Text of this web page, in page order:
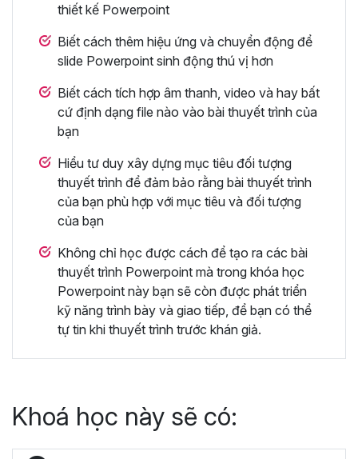
thiết kế Powerpoint
Biết cách thêm hiệu ứng và chuyển động để
slide Powerpoint sinh động thú vị hơn
Biết cách tích hợp âm thanh, video và hay bất
cứ định dạng file nào vào bài thuyết trình của
bạn
Hiểu tư duy xây dựng mục tiêu đối tượng
thuyết trình để đảm bảo rằng bài thuyết trình
của bạn phù hợp với mục tiêu và đối tượng
của bạn
Không chỉ học được cách để tạo ra các bài
thuyết trình Powerpoint mà trong khóa học
Powerpoint này bạn sẽ còn được phát triển
kỹ năng trình bày và giao tiếp, để bạn có thể
tự tin khi thuyết trình trước khán giả.
Khoá học này sẽ có: